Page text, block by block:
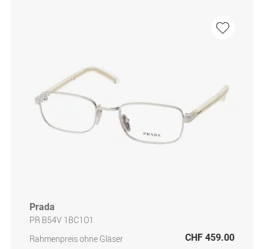
Prada
PR B54V 1BC1O1
Rahmenpreis ohne Gläser
CHF 459.00